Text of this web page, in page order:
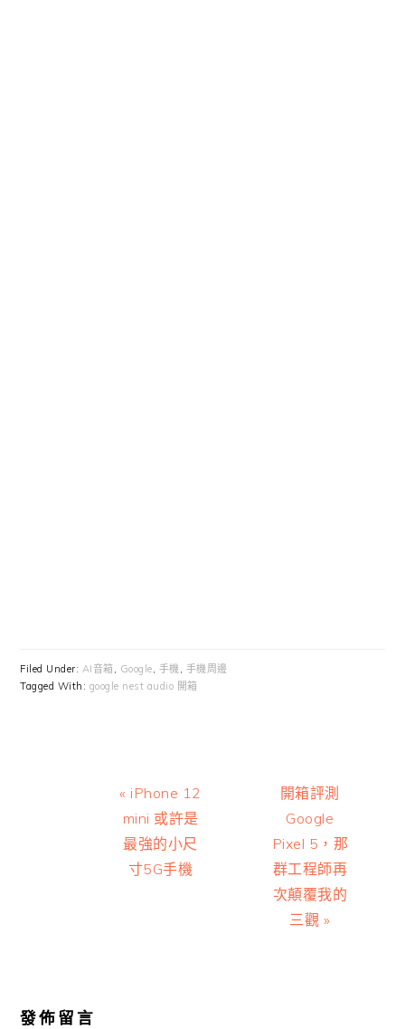
Filed Under: AI音箱, Google, 手機, 手機周邊
Tagged With: google nest audio 開箱
Previous
Post:
« iPhone 12
mini 或許是
最強的小尺
寸5G手機
Next
Post:
開箱評測
Google
Pixel 5，那
群工程師再
次顛覆我的
三觀 »
發佈留言